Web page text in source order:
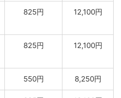
825円 12,100円
825円 12,100円
550円 8,250円